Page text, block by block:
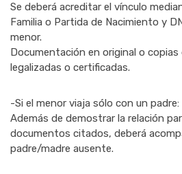
Se deberá acreditar el vínculo
Familia o Partida de Nacimiento y
menor.
Documentación en original o
legalizadas o certificadas.
-Si el menor viaja sólo con un padre:
Además de demostrar la relación
documentos citados, deberá
padre/madre ausente.